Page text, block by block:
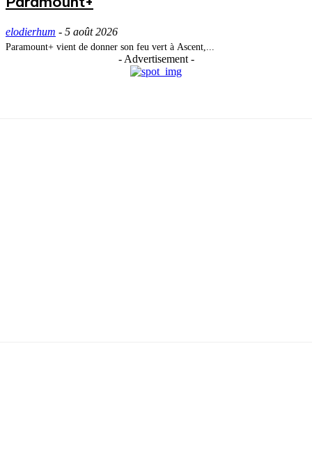
elodierhum - 5 août 2026
Paramount+ vient de donner son feu vert à Ascent,...
- Advertisement -